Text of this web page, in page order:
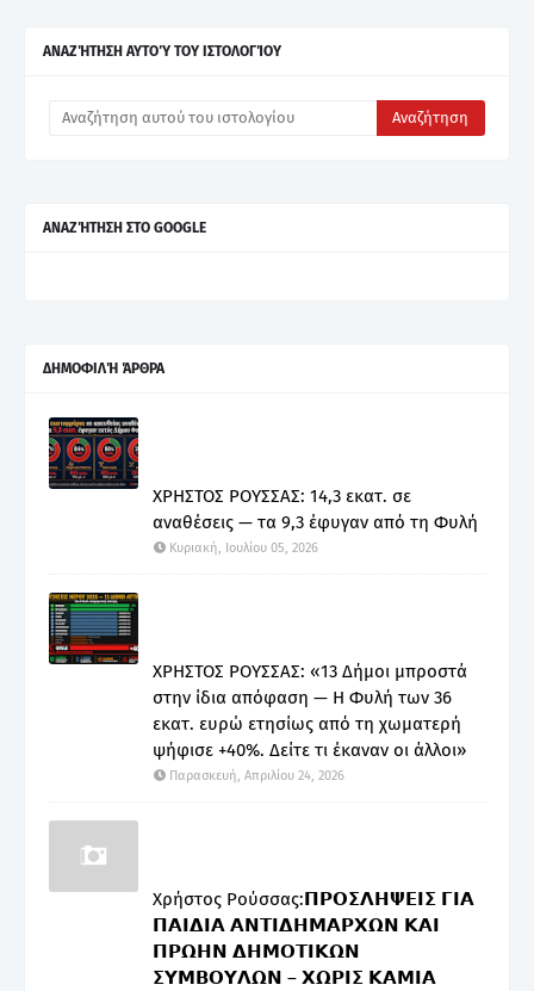
ΑΝΑΖΉΤΗΣΗ ΑΥΤΟΎ ΤΟΥ ΙΣΤΟΛΟΓΊΟΥ
ΑΝΑΖΉΤΗΣΗ ΣΤΟ GOOGLE
ΔΗΜΟΦΙΛΉ ΆΡΘΡΑ
ΧΡΗΣΤΟΣ ΡΟΥΣΣΑΣ: 14,3 εκατ. σε
αναθέσεις — τα 9,3 έφυγαν από τη Φυλή
Κυριακή, Ιουλίου 05, 2026
ΧΡΗΣΤΟΣ ΡΟΥΣΣΑΣ: «13 Δήμοι μπροστά
στην ίδια απόφαση — Η Φυλή των 36
εκατ. ευρώ ετησίως από τη χωματερή
ψήφισε +40%. Δείτε τι έκαναν οι άλλοι»
Παρασκευή, Απριλίου 24, 2026
Χρήστος Ρούσσας:𝝥𝝦𝝤𝝨𝝠𝝜𝝭𝝚𝝞𝝨 𝝘𝝞𝝖
𝝥𝝖𝝞𝝙𝝞𝝖 𝝖𝝢𝝩𝝞𝝙𝝜𝝡𝝖𝝦𝝬𝝮𝝢 𝝟𝝖𝝞
𝝥𝝦𝝮𝝜𝝢 𝝙𝝜𝝡𝝤𝝩𝝞𝝟𝝮𝝢
𝝨𝝪𝝡𝝗𝝤𝝪𝝠𝝮𝝢 – 𝝬𝝮𝝦𝝞𝝨 𝝟𝝖𝝡𝝞𝝖